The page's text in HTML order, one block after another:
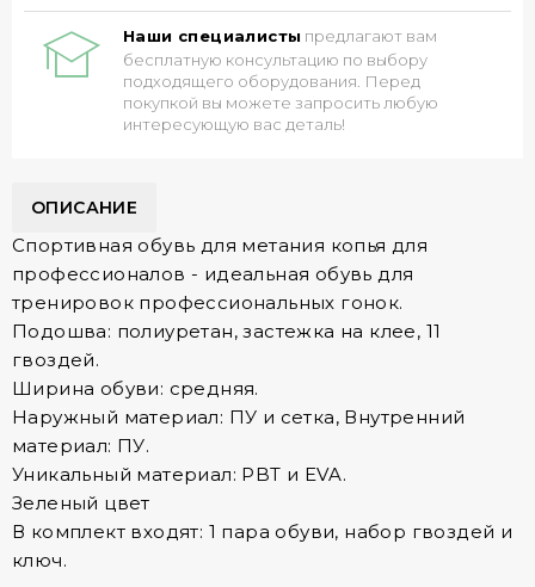
Наши специалисты предлагают вам
бесплатную консультацию по выбору
подходящего оборудования. Перед
покупкой вы можете запросить любую
интересующую вас деталь!
ОПИСАНИЕ
Cпортивная обувь для метания копья для
профессионалов - идеальная обувь для
тренировок профессиональных гонок.
Подошва: полиуретан, застежка на клее, 11
гвоздей.
Ширина обуви: средняя.
Наружный материал: ПУ и сетка, Внутренний
материал: ПУ.
Уникальный материал: PBT и EVA.
Зеленый цвет
В комплект входят: 1 пара обуви, набор гвоздей и
ключ.